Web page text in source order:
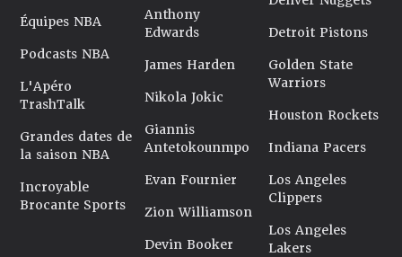
Équipes NBA
Podcasts NBA
L'Apéro
TrashTalk
Grandes dates de
la saison NBA
Incroyable
Brocante Sports
Anthony
Edwards
James Harden
Nikola Jokic
Giannis
Antetokounmpo
Evan Fournier
Zion Williamson
Devin Booker
Detroit Pistons
Golden State
Warriors
Houston Rockets
Indiana Pacers
Los Angeles
Clippers
Los Angeles
Lakers